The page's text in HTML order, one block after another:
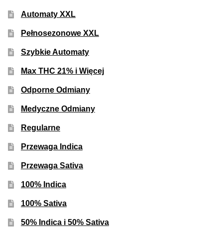
TOP 10 Indoor
TOP 10 Outdoor
Fajki Wodne
Informacje
Blog
Automaty XXL
Pełnosezonowe XXL
Szybkie Automaty
Max THC 21% i Więcej
Odporne Odmiany
Medyczne Odmiany
Regularne
Przewaga Indica
Przewaga Sativa
100% Indica
100% Sativa
50% Indica i 50% Sativa